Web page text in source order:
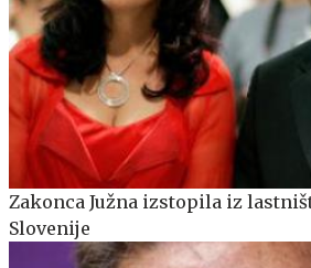
Zakonca Južna izstopila iz
Slovenije